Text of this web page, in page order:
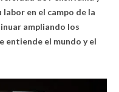
labor en el campo de la
ampliando los
entiende el mundo y el